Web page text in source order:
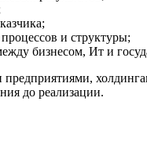
и структуры;
бизнесом, Ит и
до реализации.